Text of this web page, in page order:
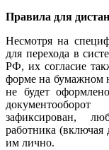
Правила для
Несмотря на
для перехода в
РФ, их согласие
форме на бумажном
не будет
зафиксирован,
работника
им лично.